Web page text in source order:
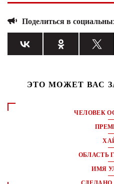
Поделиться в
ЭТО МОЖЕТ ВАС
ЧЕЛОВЕК
ОБЛАСТЬ
ИМЯ